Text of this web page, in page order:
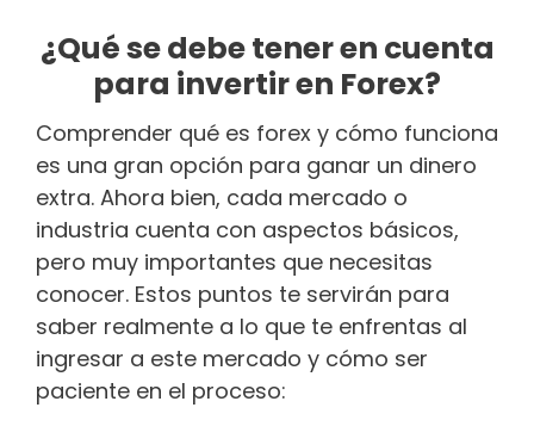
¿Qué se debe tener en cuenta
para invertir en Forex?
Comprender qué es forex y cómo funciona
es una gran opción para ganar un dinero
extra. Ahora bien, cada mercado o
industria cuenta con aspectos básicos,
pero muy importantes que necesitas
conocer. Estos puntos te servirán para
saber realmente a lo que te enfrentas al
ingresar a este mercado y cómo ser
paciente en el proceso: